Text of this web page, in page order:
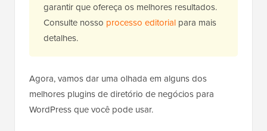
garantir que ofereça os melhores resultados.
Consulte nosso processo editorial para mais
detalhes.
Agora, vamos dar uma olhada em alguns dos
melhores plugins de diretório de negócios para
WordPress que você pode usar.